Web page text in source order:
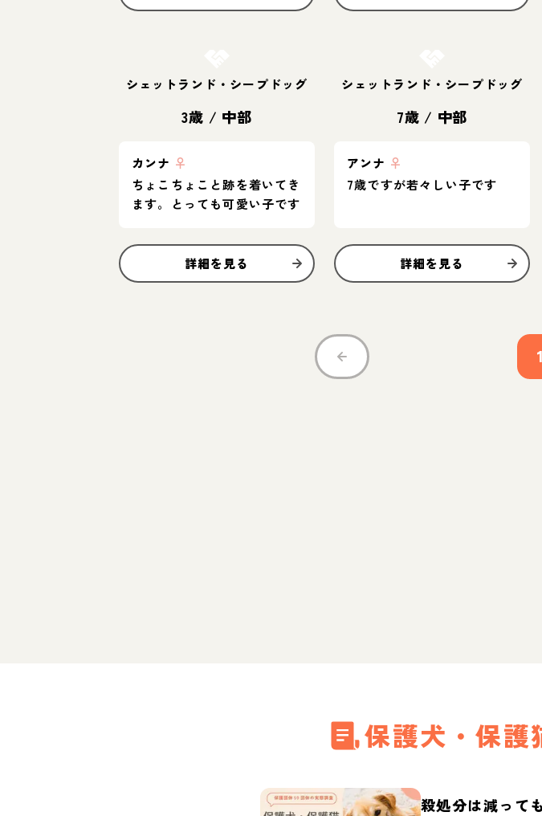
シェットランド・シープドッグ
3歳 / 中部
カンナ ♀
ちょこちょこと跡を着いてき
ます。とっても可愛い子です
詳細を見る
シェットランド・シープドッグ
7歳 / 中部
アンナ ♀
7歳ですが若々しい子です
詳細を見る
1
保護犬・保護
殺処分は減って